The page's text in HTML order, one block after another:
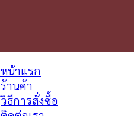
หน้าแรก
ร้านค้า
วิธีการสั่งซื้อ